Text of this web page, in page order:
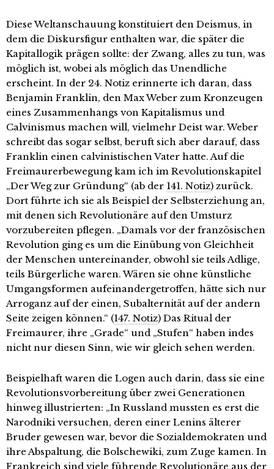
Diese Weltanschauung konstituiert den Deismus, in
dem die Diskursfigur enthalten war, die später die
Kapitallogik prägen sollte: der Zwang, alles zu tun, was
möglich ist, wobei als möglich das Unendliche
erscheint. In der 24. Notiz erinnerte ich daran, dass
Benjamin Franklin, den Max Weber zum Kronzeugen
eines Zusammenhangs von Kapitalismus und
Calvinismus machen will, vielmehr Deist war. Weber
schreibt das sogar selbst, beruft sich aber darauf, dass
Franklin einen calvinistischen Vater hatte. Auf die
Freimaurerbewegung kam ich im Revolutionskapitel
„Der Weg zur Gründung“ (ab der 141. Notiz) zurück.
Dort führte ich sie als Beispiel der Selbsterziehung an,
mit denen sich Revolutionäre auf den Umsturz
vorzubereiten pflegen. „Damals vor der französischen
Revolution ging es um die Einübung von Gleichheit
der Menschen untereinander, obwohl sie teils Adlige,
teils Bürgerliche waren. Wären sie ohne künstliche
Umgangsformen aufeinandergetroffen, hätte sich nur
Arroganz auf der einen, Subalternität auf der andern
Seite zeigen können.“ (147. Notiz) Das Ritual der
Freimaurer, ihre „Grade“ und „Stufen“ haben indes
nicht nur diesen Sinn, wie wir gleich sehen werden.
Beispielhaft waren die Logen auch darin, dass sie eine
Revolutionsvorbereitung über zwei Generationen
hinweg illustrierten: „In Russland mussten es erst die
Narodniki versuchen, deren einer Lenins älterer
Bruder gewesen war, bevor die Sozialdemokraten und
ihre Abspaltung, die Bolschewiki, zum Zuge kamen. In
Frankreich sind viele führende Revolutionäre aus der